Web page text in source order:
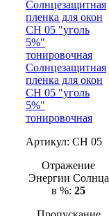
Солнцезащитная
пленка для окон
CH 05 "уголь
5%"
тонировочная
Артикул: CH 05
Отражение
Энергии Солнца
в %:25